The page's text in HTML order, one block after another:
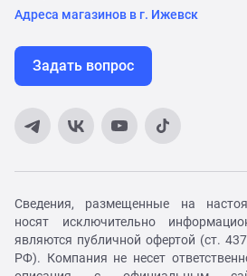
Адреса магазинов в г. Ижевск
Задать вопрос
Сведения, размещенные на
носят исключительно
являются публичной офертой (ст.
РФ). Компания не несет